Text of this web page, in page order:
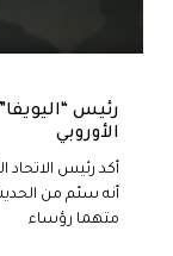
رئيس
الأوروبي
أكد رئيس الاتحاد
أنه سئم من
متهما رؤساء